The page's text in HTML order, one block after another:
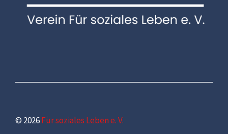
© 2026Für soziales Leben e. V.